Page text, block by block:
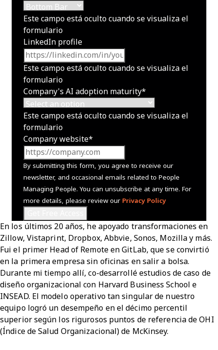
Este campo está oculto cuando se visualiza el
formulario
LinkedIn profile
Este campo está oculto cuando se visualiza el
formulario
Company's AI adoption maturity*
Este campo está oculto cuando se visualiza el
formulario
Company website*
By submitting this form, you agree to receive our
newsletter, and occasional emails related to People
Managing People. You can unsubscribe at any time. For
more details, please review our Privacy Policy
En los últimos 20 años, he apoyado transformaciones en
Zillow, Vistaprint, Dropbox, Abbvie, Sonos, Mozilla y más.
Fui el primer Head of Remote en GitLab, que se convirtió
en la primera empresa sin oficinas en salir a bolsa.
Durante mi tiempo allí, co-desarrollé estudios de caso de
diseño organizacional con Harvard Business School e
INSEAD. El modelo operativo tan singular de nuestro
equipo logró un desempeño en el décimo percentil
superior según los rigurosos puntos de referencia de OHI
(Índice de Salud Organizacional) de McKinsey.